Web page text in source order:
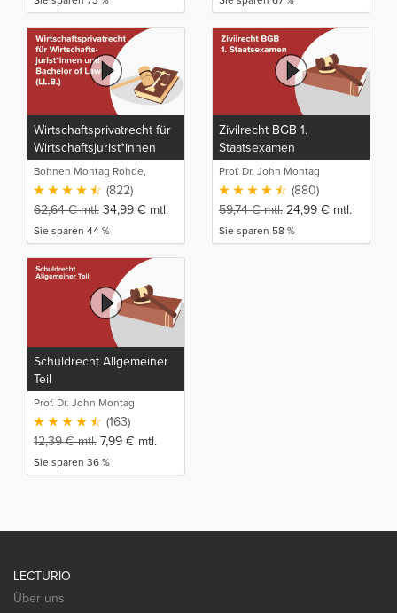
Wirtschaftsprivatrecht für
Wirtschaftsjurist*innen
und Bachelor of Laws
(LL.B.)
Bohnen Montag Rohde,
Juristische Intensivlehrgänge
(822)
62,64€mtl. 34,99 € mtl.
Sie sparen 44 %
Zivilrecht BGB 1.
Staatsexamen
Prof. Dr. John Montag
(880)
59,74€mtl. 24,99 € mtl.
Sie sparen 58 %
Schuldrecht Allgemeiner
Teil
Prof. Dr. John Montag
(163)
12,39€mtl. 7,99 € mtl.
Sie sparen 36 %
LECTURIO
Über uns